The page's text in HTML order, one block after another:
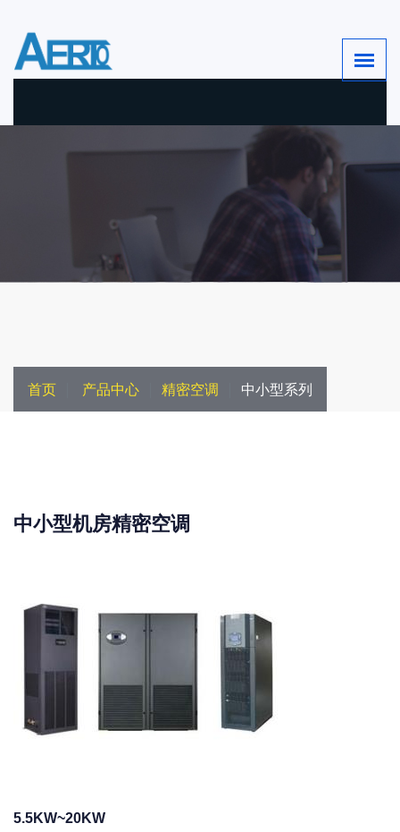
首页 产品中心 精密空调 中小型系列
中小型机房精密空调
5.5KW~20KW